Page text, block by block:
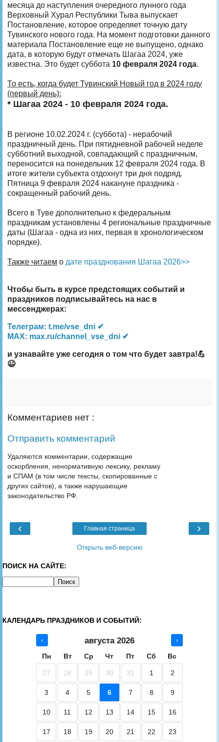
месяца до наступления очередного лунного года
Верховный Хурал Республики Тыва выпускает
Постановление, которое определяет точную дату
Тувинского нового года. На момент подготовки данного
материала Постановление еще не выпущено, однако
дата, в которую будут отмечать Шагаа 2024, уже
известна. Это будет суббота 10 февраля 2024 года.
То есть, когда будет Тувинский Новый год в 2024 году
(первый день):
* Шагаа 2024 - 10 февраля 2024 года.
В регионе 10.02.2024 г. (суббота) - нерабочий
праздничный день. При пятидневной рабочей неделе
субботний выходной, совпадающий с праздничным,
переносится на понедельник 12 февраля 2024 года. В
итоге жители субъекта отдохнут три дня подряд.
Пятница 9 февраля 2024 накануне праздника -
сокращенный рабочий день.
Всего в Туве дополнительно к федеральным
праздникам установлены 4 региональные праздничные
даты (Шагаа - одна из них, первая в хронологическом
порядке).
Также читаем о дате празднования Шагаа 2026>>
Чтобы быть в курсе предстоящих событий и
праздников подписывайтесь на нас в
мессенджерах:
Телеграм: t.me/vse_dni ✔
MAX: max.ru/channel_vse_dni ✔
и узнавайте уже сегодня о том что будет завтра!💪
😉
Комментариев нет :
Отправить комментарий
Удаляются комментарии, содержащие
оскорбления, ненормативную лексику, рекламу
и СПАМ (в том числе тексты, скопированные с
других сайтов), а также нарушающие
законодательство РФ.
‹ ›
Главная страница
Открыть веб-версию
ПОИСК НА САЙТЕ:
КАЛЕНДАРЬ ПРАЗДНИКОВ И СОБЫТИЙ:
‹ августа 2026 ›
Пн Вт Ср Чт Пт Сб Вс
27 28 29 30 31 1 2
3 4 5 6 7 8 9
10 11 12 13 14 15 16
17 18 19 20 21 22 23